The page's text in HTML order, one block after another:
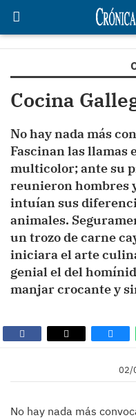
Cocina
No hay nada más
Fascinan las llamas
multicolor; ante su
reunieron hombres
intuían sus
animales.
un trozo de carne
iniciara el arte
genial el del
manjar crocante y
02/
No hay nada más